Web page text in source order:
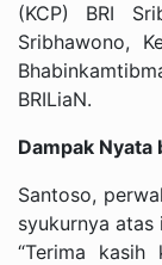
(KCP) BRI
Sribhawono,
BRILiaN.
Dampak Nyata
Santoso,
syukurnya atas
“Terima kasih